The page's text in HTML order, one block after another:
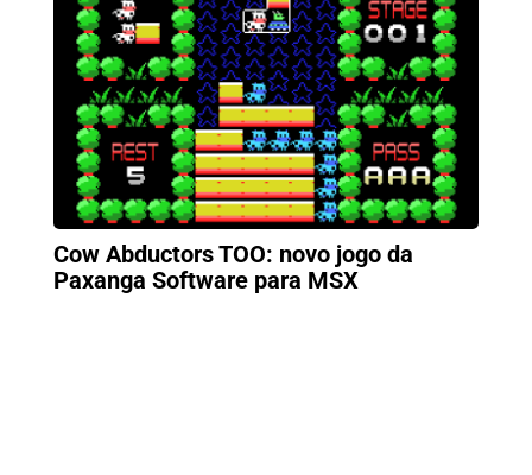
Cow Abductors TOO: novo jogo da
Paxanga Software para MSX